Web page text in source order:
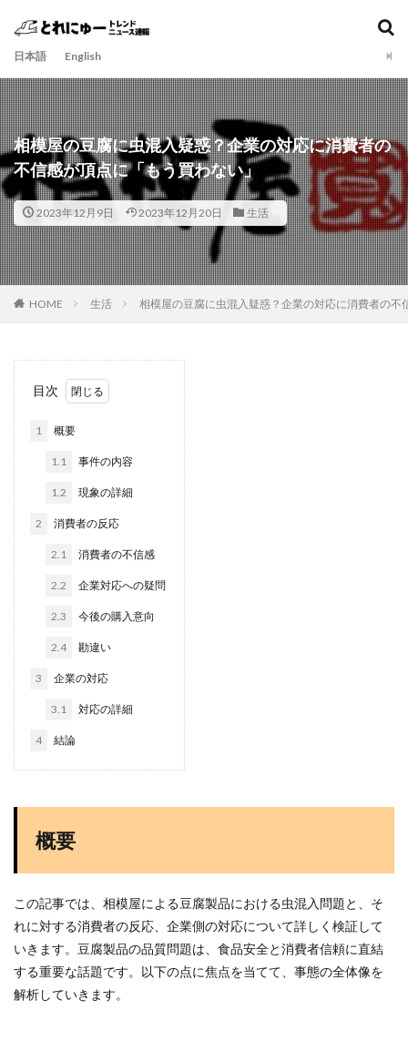
日本語 English
相模屋の豆腐に虫混入疑惑？企業の対応に消費者の
不信感が頂点に「もう買わない」
2023年12月9日 2023年12月20日 生活
HOME 生活 相模屋の豆腐に虫混入疑惑？企業の対応に消費者の不
目次
1 概要
1.1 事件の内容
1.2 現象の詳細
2 消費者の反応
2.1 消費者の不信感
2.2 企業対応への疑問
2.3 今後の購入意向
2.4 勘違い
3 企業の対応
3.1 対応の詳細
4 結論
概要
この記事では、相模屋による豆腐製品における虫混入問題と、そ
れに対する消費者の反応、企業側の対応について詳しく検証して
いきます。豆腐製品の品質問題は、食品安全と消費者信頼に直結
する重要な話題です。以下の点に焦点を当てて、事態の全体像を
解析していきます。